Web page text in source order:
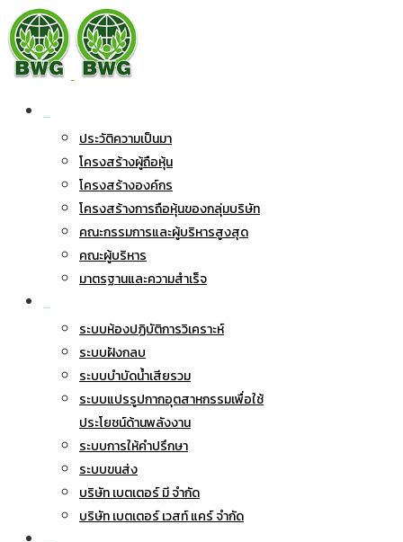
ประวัติความเป็นมา
โครงสร้างผู้ถือหุ้น
โครงสร้างองค์กร
โครงสร้างการถือหุ้นของกลุ่มบริษัท
คณะกรรมการและผู้บริหารสูงสุด
คณะผู้บริหาร
มาตรฐานและความสำเร็จ
ระบบห้องปฏิบัติการวิเคราะห์
ระบบฝังกลบ
ระบบบำบัดน้ำเสียรวม
ระบบแปรรูปกากอุตสาหกรรมเพื่อใช้
ประโยชน์ด้านพลังงาน
ระบบการให้คำปรึกษา
ระบบขนส่ง
บริษัท เบตเตอร์ มี จำกัด
บริษัท เบตเตอร์ เวสท์ แคร์ จำกัด